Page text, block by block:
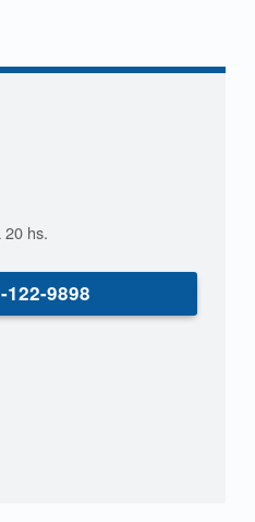
20 hs.
122-9898